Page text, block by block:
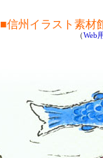
■信州イラスト素材
（Web